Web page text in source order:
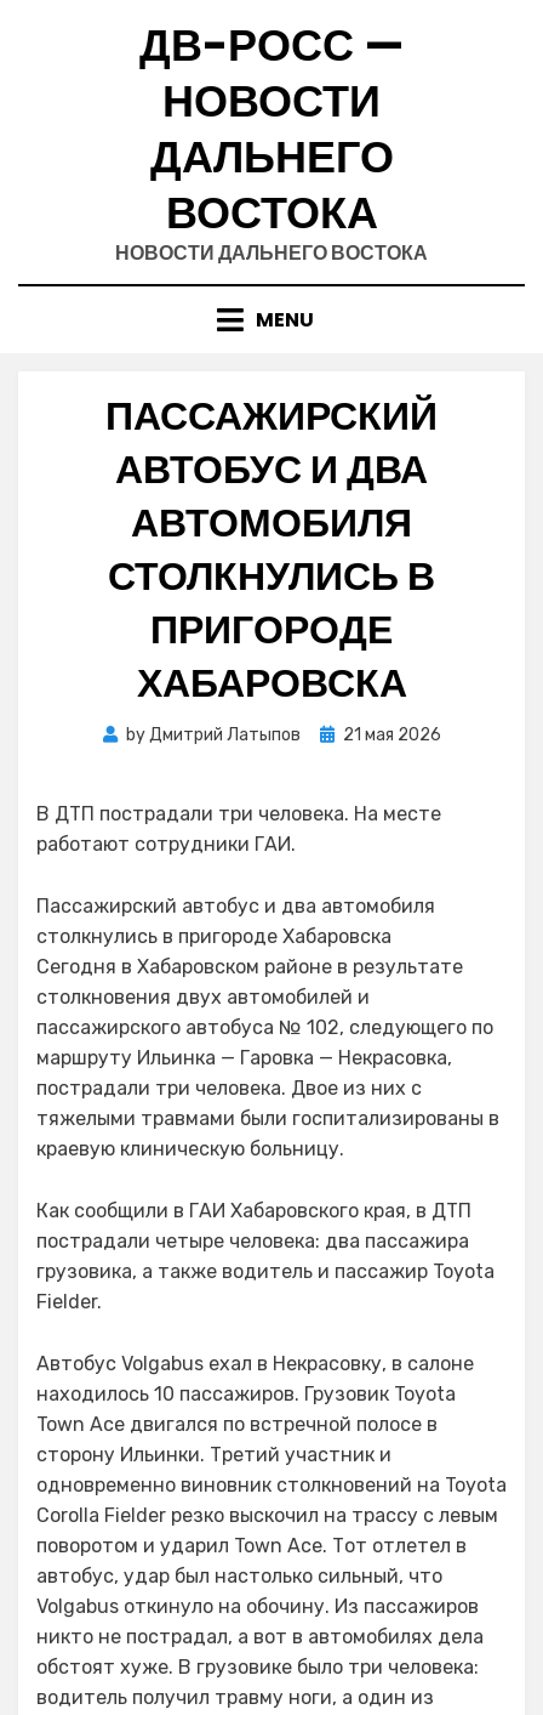
ДВ-РОСС —
НОВОСТИ
ДАЛЬНЕГО
ВОСТОКА
НОВОСТИ ДАЛЬНЕГО ВОСТОКА
MENU
ПАССАЖИРСКИЙ
АВТОБУС И ДВА
АВТОМОБИЛЯ
СТОЛКНУЛИСЬ В
ПРИГОРОДЕ
ХАБАРОВСКА
byДмитрий Латыпов
Posted
21 мая 2026
В ДТП пострадали три человека. На месте
работают сотрудники ГАИ.
Пассажирский автобус и два автомобиля
столкнулись в пригороде Хабаровска
Сегодня в Хабаровском районе в результате
столкновения двух автомобилей и
пассажирского автобуса № 102, следующего по
маршруту Ильинка — Гаровка — Некрасовка,
пострадали три человека. Двое из них с
тяжелыми травмами были госпитализированы в
краевую клиническую больницу.
Как сообщили в ГАИ Хабаровского края, в ДТП
пострадали четыре человека: два пассажира
грузовика, а также водитель и пассажир Toyota
Fielder.
Автобус Volgabus ехал в Некрасовку, в салоне
находилось 10 пассажиров. Грузовик Toyota
Town Ace двигался по встречной полосе в
сторону Ильинки. Третий участник и
одновременно виновник столкновений на Toyota
Corolla Fielder резко выскочил на трассу с левым
поворотом и ударил Town Ace. Тот отлетел в
автобус, удар был настолько сильный, что
Volgabus откинуло на обочину. Из пассажиров
никто не пострадал, а вот в автомобилях дела
обстоят хуже. В грузовике было три человека:
водитель получил травму ноги, а один из